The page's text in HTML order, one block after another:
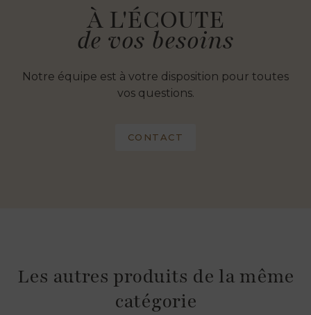
À L'ÉCOUTE
de vos besoins
Notre équipe est à votre disposition pour toutes
vos questions.
CONTACT
Les autres produits de la même
catégorie